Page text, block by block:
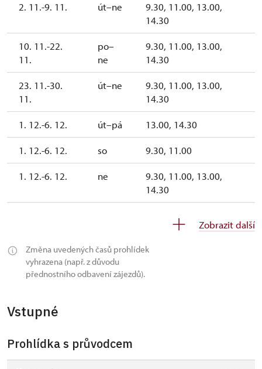
2. 11.-9. 11. út–ne
9.30, 11.00, 13.00,
14.30
10. 11.-22.
11.
po–
ne
9.30, 11.00, 13.00,
14.30
23. 11.-30.
11.
út–ne
9.30, 11.00, 13.00,
14.30
1. 12.-6. 12. út–pá 13.00, 14.30
1. 12.-6. 12. so 9.30, 11.00
1. 12.-6. 12. ne
9.30, 11.00, 13.00,
14.30
9.30, 11.00, 13.00, 14.30
12.
12.-13.
uzavřen
12.
Zobrazit další
Změna uvedených časů prohlídek
vyhrazena (např. z důvodu
přednostního odbavení zájezdů).
Vstupné
Prohlídka s průvodcem